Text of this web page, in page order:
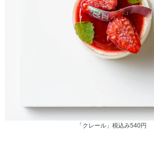
「クレール」税込み540円